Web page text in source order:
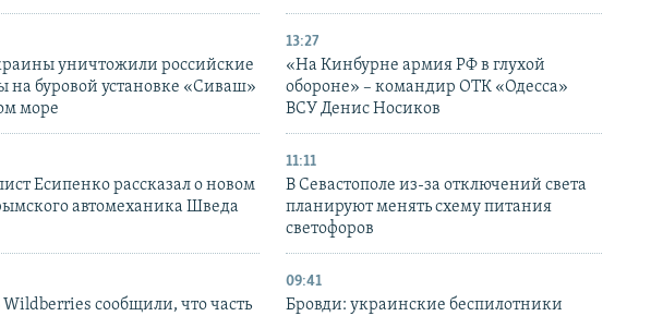
уничтожили российские
на буровой установке «Сиваш»
море
13:27
«На Кинбурне армия РФ в глухой
обороне» – командир ОТК «Одесса»
ВСУ Денис Носиков
Есипенко рассказал о новом
автомеханика Шведа
11:11
В Севастополе из-за отключений света
планируют менять схему питания
светофоров
сообщили, что часть
09:41
Бровди: украинские беспилотники